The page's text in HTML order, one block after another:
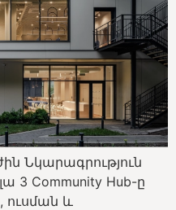
Նկարագրություն
3 Community Hub-ը
ուսման և